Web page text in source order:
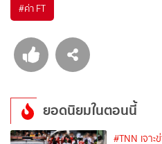
#ค่า FT
ยอดนิยมในตอนนี้
#TNN เจาะ